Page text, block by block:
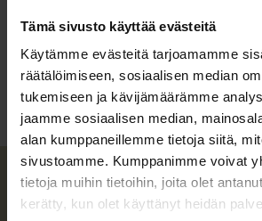
Tämä sivusto käyttää evästeitä
Käytämme evästeitä tarjoamamme
räätälöimiseen, sosiaalisen median
tukemiseen ja kävijämäärämme
jaamme sosiaalisen median,
alan kumppaneillemme tietoja siitä,
sivustoamme. Kumppanimme voivat
tietoja muihin tietoihin, joita olet
kerätty, kun olet käyttänyt heidän
LÖYDÄ LISÄÄ TÄMÄNKALTAISTA SISÄLTÖÄ:
KUNTAVAALIT TYÖEHDOT